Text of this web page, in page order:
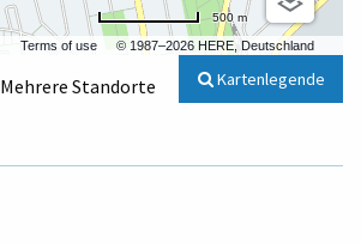
Terms of use © 1987–2026 HERE, Deutschland
500 m
Mehrere Standorte Kartenlegende